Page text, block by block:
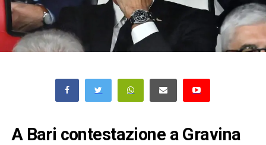
A Bari contestazione a Gravina